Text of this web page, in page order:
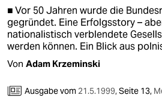
wahrheit
verlag
verlag
■ Vor 50 Jahren wurde die
gegründet. Eine Erfolgsstory –
nationalistisch verblendete
werden können. Ein Blick aus
Von Adam Krzeminski
Ausgabe vom 21.5.1999,Seite 13,